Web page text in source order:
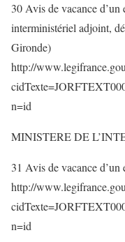
30 Avis de vacance
interministériel adjoint,
Gironde)
http://
n=id
MINISTERE DE
31 Avis de vacance
http://
n=id